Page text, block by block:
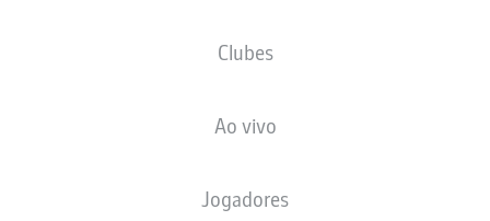
Clubes
Ao vivo
Jogadores